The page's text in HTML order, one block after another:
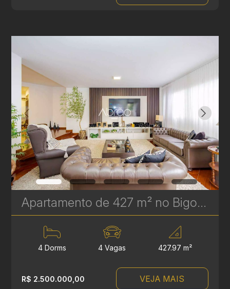
Apartamento de 427 m² no Bigorrilho - 4 Quartos, 2 Suítes e 2 Demi-Suítes | Ref 327
4 Dorms 4 Vagas 427.97 m²
R$ 2.500.000,00 VEJA MAIS